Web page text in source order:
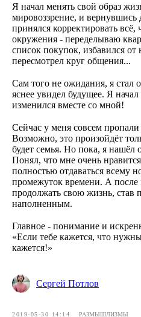
Я начал менять свой образ
мировоззрение, и вернувшись
принялся корректировать
окружения - переделываю
список покупок, избавился
пересмотрел круг общения...
Сам того не ожидания, я стал
яснее увидел будущее. Я
изменился вместе со мной!
Сейчас у меня совсем
Возможно, это произойдёт
будет семья. Но пока, я
Понял, что мне очень
полностью отдаваться всему
промежуток времени. А после
продолжать свою жизнь, став
наполненным.
Главное - понимание и
«Если тебе кажется, что
кажется!»
Сергей Потлов
2019-05-30 14:14 РАЗМЫШЛИЗМЫ